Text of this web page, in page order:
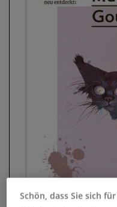
Schön, dass Sie sich